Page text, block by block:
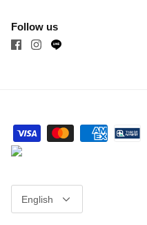
Follow us
Language
English